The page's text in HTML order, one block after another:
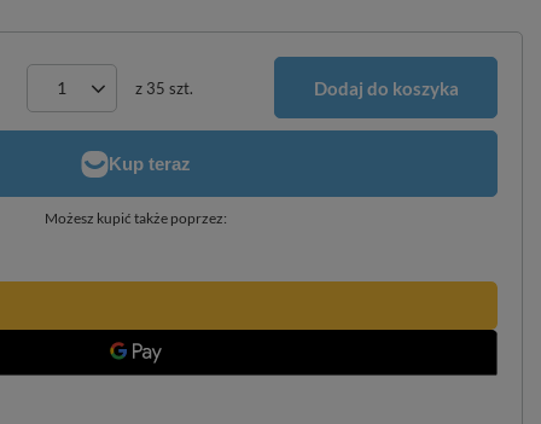
z 35 szt. Dodaj do koszyka
Możesz kupić także poprzez: